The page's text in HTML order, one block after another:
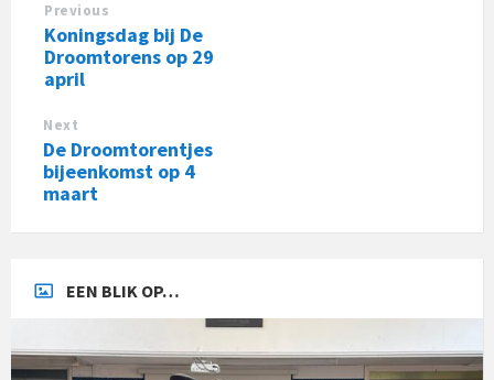
Previous
Koningsdag bij De
Droomtorens op 29
april
Next
De Droomtorentjes
bijeenkomst op 4
maart
EEN BLIK OP…